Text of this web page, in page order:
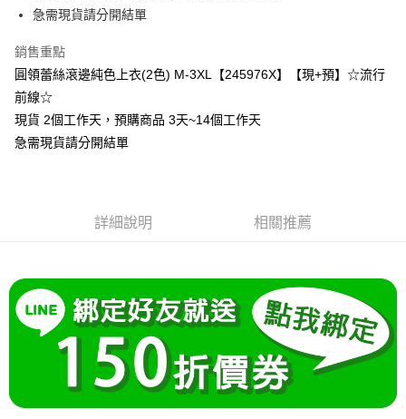
悠遊付
Google Pay
全支付
大哥付你分期
2.付款方式選擇「大哥付你分期」，訂單成立後會自動跳轉到大哥付的交易
4.訂單成立30分鐘內，如未前往確認交易或遇審核未通過，訂單將自動取
消。如遇「轉專審核」未通過狀況，表示未達大哥付你分期系統評分，恕無
法說明評估內容。
【繳款方式說明】
1.分期款項不併入電信帳單，「大哥付你分期」於每月結算日後寄送繳費提
2.透過簡訊連結打開帳單後，可選擇「超商條碼／台灣大直營門市／銀行轉
帳／街口支付／iPASS MONEY」等通路繳費。
１．簡單：不需註冊會員、不需綁卡、不需儲值。
２．便利：只要手機號碼，簡訊認證，即可結帳。
３．安心：先確認商品／服務後，再付款。
【「AFTEE先享後付」結帳流程】
１．於結帳方式選擇「AFTEE先享後付」後，將跳轉至「AFTEE先享後付」
結帳頁面，進行簡訊認證並確認金額後，即可完成結帳。
２．訂單成立數日內，您將收到繳費通知簡訊。
相關說明
「Hami Point」為中華電信所提供之點數服務，可於會員專區綁定中華電信
會員帳號後，即可在購物車使用 Hami Point 折抵消費金額 (1點等於1元)。
ATM付款
運送方式
全家付款取貨
每筆NT$80，滿NT$699(含以上)免運費
急需現貨請分開結單
銷售重點
圓領蕾絲滾邊純色上衣(2色) M-3XL【245976X】【現+預】☆流行
前線☆
現貨 2個工作天，預購商品 3天~14個工作天
急需現貨請分開結單
詳細說明 相關推薦